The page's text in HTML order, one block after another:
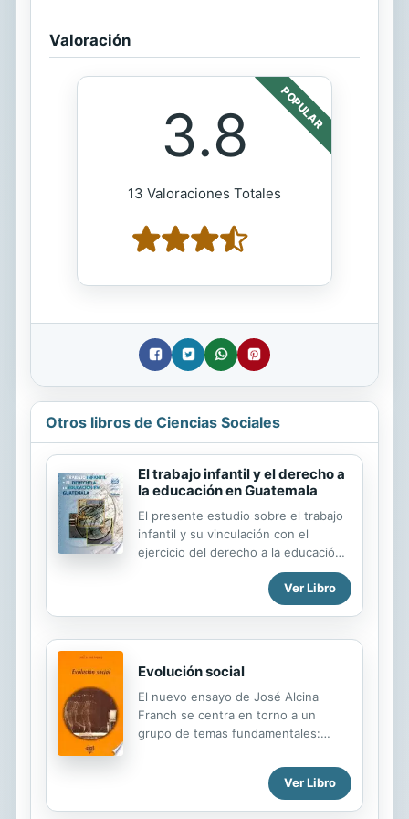
Valoración
POPULAR
3.8
13 Valoraciones Totales
Otros libros de Ciencias Sociales
El trabajo infantil y el derecho a
la educación en Guatemala
El presente estudio sobre el trabajo
infantil y su vinculación con el
ejercicio del derecho a la educación
en Guatemala es parte de un
proceso realizado en varios países
de América Latina con el auspicio del
Programa Proniño de la Fundación
contribuir con la prevención y
erradicación del trabajo infantil a
través de la promoción de políticas
desde el sector educativo. El estudio
partida para analizar las políticas, los
lineamientos, los documentos y las
orientaciones de carácter...
Ver Libro
Evolución social
El nuevo ensayo de José Alcina
Franch se centra en torno a un
grupo de temas fundamentales:
progreso, origen del poder político,
adaptación ecológica, etc. La primera
Ver Libro